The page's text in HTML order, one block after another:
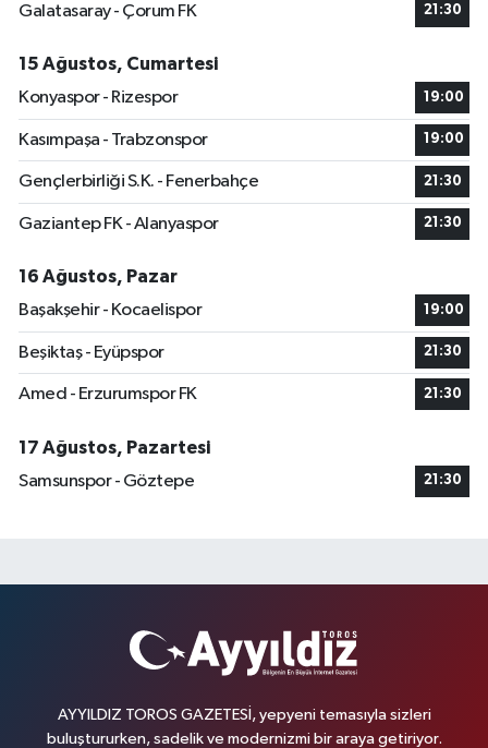
Galatasaray - Çorum FK
21:30
15 Ağustos, Cumartesi
Konyaspor - Rizespor
19:00
Kasımpaşa - Trabzonspor 19:00
Gençlerbirliği S.K. - Fenerbahçe 21:30
Gaziantep FK - Alanyaspor 21:30
16 Ağustos, Pazar
Başakşehir - Kocaelispor
19:00
Beşiktaş - Eyüpspor 21:30
Amed - Erzurumspor FK 21:30
17 Ağustos, Pazartesi
Samsunspor - Göztepe
21:30
AYYILDIZ TOROS GAZETESİ, yepyeni temasıyla sizleri
buluştururken, sadelik ve modernizmi bir araya getiriyor.